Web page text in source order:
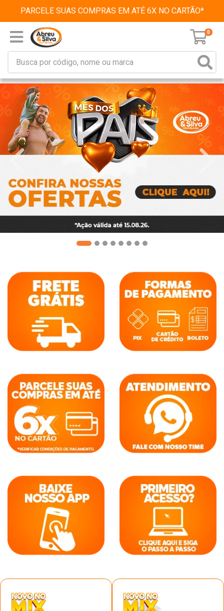
PARCELE SUAS COMPRAS EM ATÉ 6X NO CARTÃO*
0